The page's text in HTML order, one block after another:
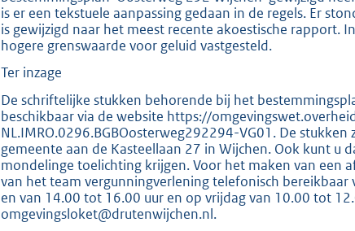
r
o
o
t
e
:
8
2
1
is er een tekstuele aanpassing gedaan in de regels. Er
is gewijzigd naar het meest recente akoestische rapport.
hogere grenswaarde voor geluid vastgesteld.
Ter inzage
De schriftelijke stukken behorende bij het
beschikbaar via de website https://
NL.IMRO.0296.BGBOosterweg292294-VG01. De
gemeente aan de Kasteellaan 27 in Wijchen. Ook kunt u
mondelinge toelichting krijgen. Voor het maken van een
van het team vergunningverlening telefonisch
en van 14.00 tot 16.00 uur en op vrijdag van 10.00 tot
omgevingsloket@drutenwijchen.nl.